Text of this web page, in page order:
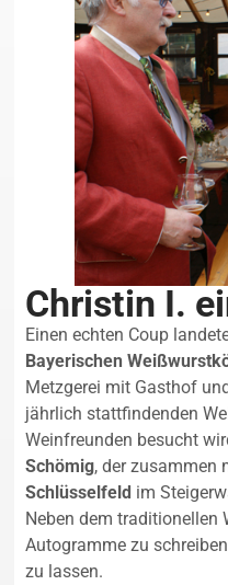
Christin I.
Einen echten Coup
Bayerischen
Metzgerei mit Gasthof
jährlich stattfindenden
Weinfreunden besucht
Schömig, der zusammen
Schlüsselfeld im
Neben dem
Autogramme zu
zu lassen.